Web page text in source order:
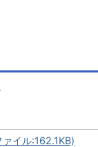
イル:162.1KB)